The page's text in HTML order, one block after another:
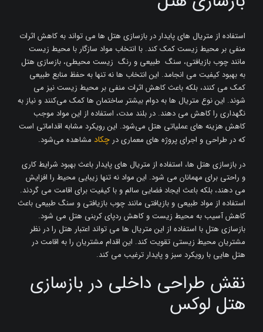
استفاده از متریال ‌های پایدار در بازسازی هتل‌ ها می‌ تواند به کاهش اثرات
منفی بر محیط‌ زیست کمک کند. با انتخاب مواد سازگار با محیط‌ زیست
مانند چوب‌ بازیافتی، سنگ ‌ طبیعی و رنگ ‌ زیست‌ محیطی، بازسازی هتل
به بهبود کیفیت می ‌انجامد. این انتخاب ‌ها نه تنها به حفظ منابع طبیعی
کمک می ‌کنند، بلکه باعث کاهش اثرات منفی بر محیط‌ زیست نیز می
‌شوند. این نوع متریال‌ ها به دوام بیشتر ساختمان ‌ها کمک می‌کنند و نیاز به
نگهداری را کاهش می ‌دهند. در بلند مدت، استفاده از این مواد موجب
کاهش هزینه ‌های عملیاتی هتل می‌شود. این رویکرد مشابه اقداماتی است
که در طراحی و اجرای پروژه‌ های معماری در چکاد مشاهده می‌شود.
در بازسازی هتل ‌ها، استفاده از متریال ‌های پایدار باعث بهبود شرایط کاری
و راحتی برای مهمانان می‌ شود. این مواد نه تنها زیبایی محیط را افزایش
می‌ دهند، بلکه باعث ایجاد فضایی سالم و با کیفیت برای اقامت می‌ گردند.
استفاده از مواد طبیعی و بازیافتی مانند چوب ‌بازیافتی و سنگ‌ طبیعی باعث
کاهش آسیب به محیط‌ زیست و کاهش ردپای کربنی هتل می‌ شود.
بازسازی هتل با استفاده از این متریال ‌ها می ‌تواند اعتبار هتل را در نظر
مشتریان محیط ‌زیستی تقویت کند. این اقدام مشتریان را به اقامت در
هتل ‌هایی با رویکرد سبز و پایدار ترغیب می ‌کند.
نقش طراحی داخلی در بازسازی
هتل‌ لوکس